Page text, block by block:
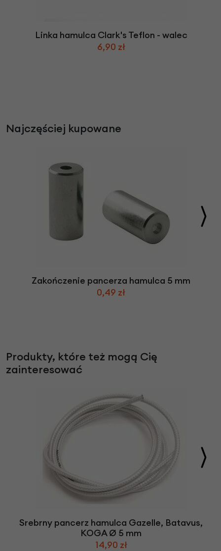
Linka hamulca Clark's Teflon - walec
6,90 zł
Najczęściej kupowane
Zakończenie pancerza hamulca 5 mm
0,49 zł
Produkty, które też mogą Cię
zainteresować
Srebrny pancerz hamulca Gazelle, Batavus,
KOGA Ø 5 mm
14,90 zł